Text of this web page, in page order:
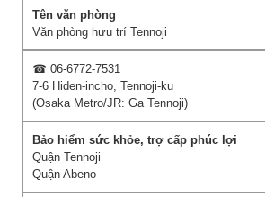
Văn phòng hưu trí Tennoji
☎ 06-6772-7531
7-6 Hiden-incho, Tennoji-ku
(Osaka Metro/JR: Ga Tennoji)
Quận Tennoji
Quận Abeno